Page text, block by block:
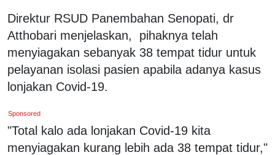
Direktur RSUD Panembahan Senopati, dr
Atthobari menjelaskan, pihaknya telah
menyiagakan sebanyak 38 tempat tidur untuk
pelayanan isolasi pasien apabila adanya kasus
lonjakan Covid-19.
Sponsored
"Total kalo ada lonjakan Covid-19 kita
menyiagakan kurang lebih ada 38 tempat tidur,"